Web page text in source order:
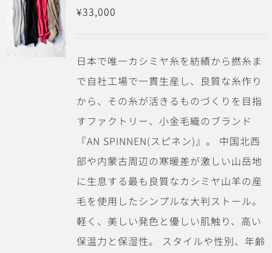
¥33,000
日本で唯一カシミヤ糸を紡績から撚糸ま
で自社工場で一貫生産し、良質な糸作り
から、その糸が活きるものづくりを目指
すファクトリー、小金毛織のブランド
『AN SPINNEN(スピネン)』。
中国北西
部や内蒙古周辺の寒暖差が激しい山岳地
に生息する最も良質なカシミヤ山羊の産
毛を使用したシンプルな大判ストール。
軽く、美しい発色と優しい肌触り、高い
保温力と保湿性。 スタイルや性別、年齢